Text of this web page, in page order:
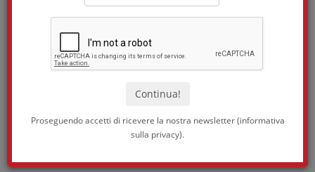
Proseguendo accetti di ricevere la nostra newsletter (informativa
sulla privacy).
funzionano in modi molto diversi. Vediamo cosa cambia.